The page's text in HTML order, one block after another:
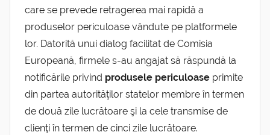
care se prevede retragerea mai rapidă a
produselor periculoase vândute pe platformele
lor. Datorită unui dialog facilitat de Comisia
Europeană, firmele s-au angajat să răspundă la
notificările privind produsele periculoase primite
din partea autorităţilor statelor membre în termen
de două zile lucrătoare şi la cele transmise de
clienţi în termen de cinci zile lucrătoare.